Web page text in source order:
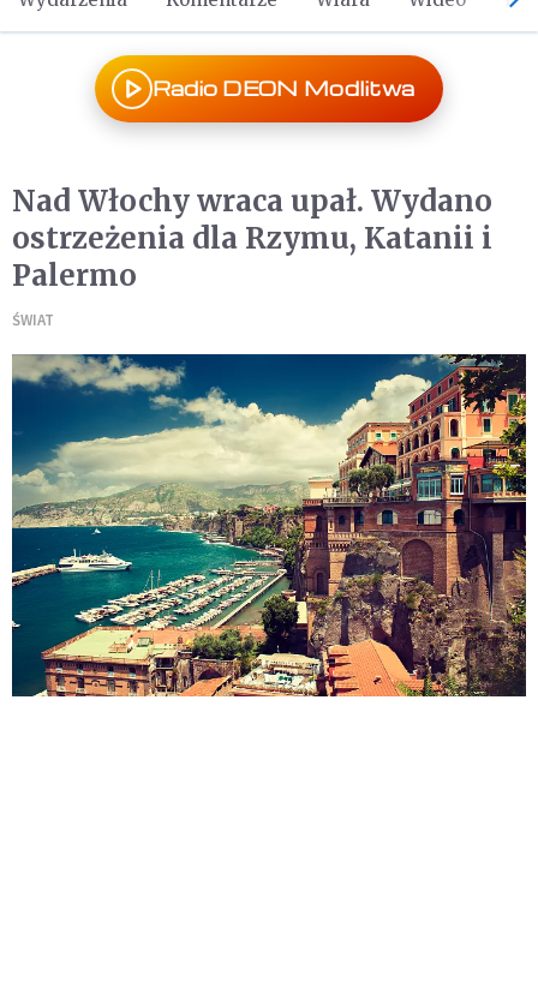
Radio DEON Modlitwa
Nad Włochy wraca upał. Wydano
ostrzeżenia dla Rzymu, Katanii i
Palermo
ŚWIAT